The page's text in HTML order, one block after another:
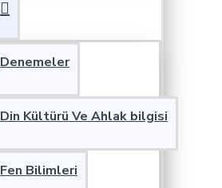
Denemeler
Din Kültürü Ve Ahlak bilgisi
Fen Bilimleri